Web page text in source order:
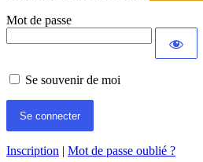
Mot de passe
Se souvenir de moi
Inscription | Mot de passe oublié ?